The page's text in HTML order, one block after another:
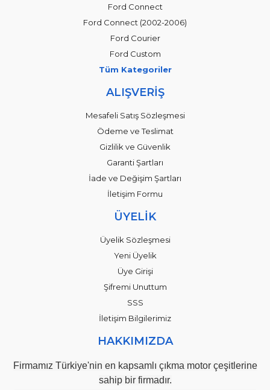
Ford Connect
Ford Connect (2002-2006)
Ford Courier
Ford Custom
Tüm Kategoriler
ALIŞVERİŞ
Mesafeli Satış Sözleşmesi
Ödeme ve Teslimat
Gizlilik ve Güvenlik
Garanti Şartları
İade ve Değişim Şartları
İletişim Formu
ÜYELİK
Üyelik Sözleşmesi
Yeni Üyelik
Üye Girişi
Şifremi Unuttum
SSS
İletişim Bilgilerimiz
HAKKIMIZDA
Firmamız Türkiye'nin en kapsamlı çıkma motor çeşitlerine
sahip bir firmadır.